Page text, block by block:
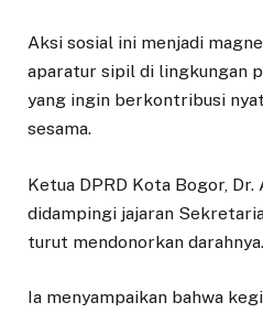
​Aksi sosial ini menjadi
aparatur sipil di lingkungan
yang ingin berkontribusi
sesama.
​Ketua DPRD Kota Bogor,
didampingi jajaran
turut mendonorkan darahnya.
​Ia menyampaikan bahwa